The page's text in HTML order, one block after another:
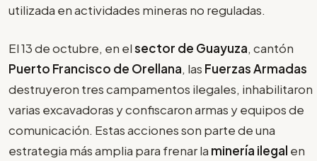
utilizada en actividades mineras no reguladas.
El 13 de octubre, en elsector de Guayuza, cantón
Puerto Francisco de Orellana, las Fuerzas Armadas
destruyeron tres campamentos ilegales, inhabilitaron
varias excavadoras y confiscaron armas y equipos de
comunicación. Estas acciones son parte de una
estrategia más amplia para frenar la minería ilegal en